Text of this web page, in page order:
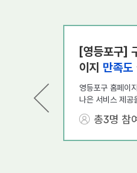
[영등포구]
이지 만족도
조사
영등포구 홈페이
나은 서비스 제공
사를 실시합니다.
총3명 참